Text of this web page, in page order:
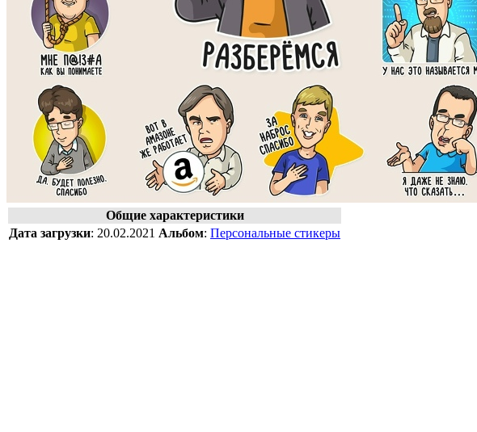
Общие характеристики
Дата загрузки: 20.02.2021 Альбом: Персональные стикеры